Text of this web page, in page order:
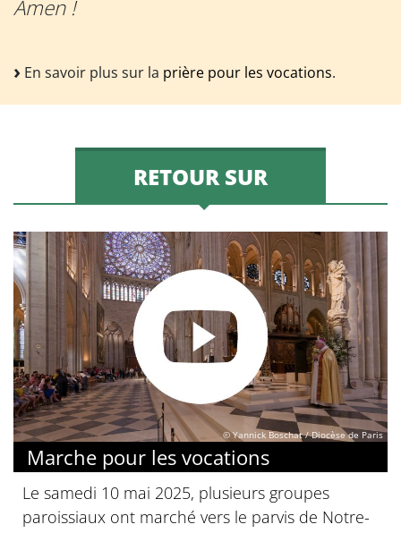
Amen !
En savoir plus sur la prière pour les vocations.
RETOUR SUR
© Yannick Boschat / Diocèse de Paris
Marche pour les vocations
Le samedi 10 mai 2025, plusieurs groupes
paroissiaux ont marché vers le parvis de Notre-